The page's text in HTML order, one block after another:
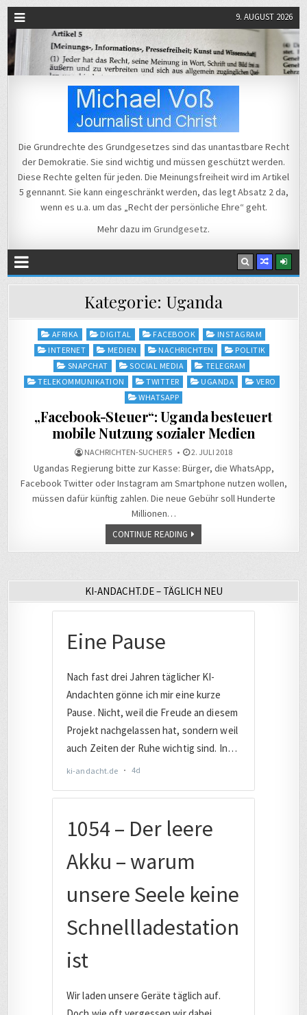
9. AUGUST 2026
Michael Voß
Die Grundrechte des Grundgesetzes sind das unantastbare Recht
der Demokratie. Sie sind wichtig und müssen geschützt werden.
Diese Rechte gelten für jeden. Die Meinungsfreiheit wird im Artikel
5 gennannt. Sie kann eingeschränkt werden, das legt Absatz 2 da,
wenn es u.a. um das „Recht der persönliche Ehre“ geht.
Mehr dazu im Grundgesetz.
Kategorie: Uganda
Posted
in
AFRIKA DIGITAL FACEBOOK
INSTAGRAM
INTERNET
MEDIEN NACHRICHTEN
POLITIK
SNAPCHAT
SOCIAL MEDIA
TELEGRAM
TELEKOMMUNIKATION
TWITTER UGANDA
VERO
WHATSAPP
„Facebook-Steuer“: Uganda besteuert
mobile Nutzung sozialer Medien
NACHRICHTEN-SUCHER 5 2. JULI 2018
Ugandas Regierung bitte zur Kasse: Bürger, die WhatsApp,
Facebook Twitter oder Instagram am Smartphone nutzen wollen,
müssen dafür künftig zahlen. Die neue Gebühr soll Hunderte
Millionen…
CONTINUE READING
KI-ANDACHT.DE – TÄGLICH NEU